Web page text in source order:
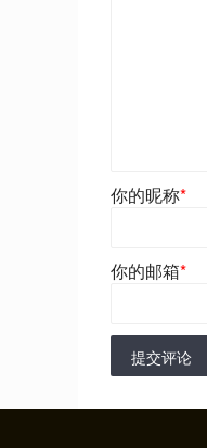
你的昵称*
你的邮箱*
提交评论